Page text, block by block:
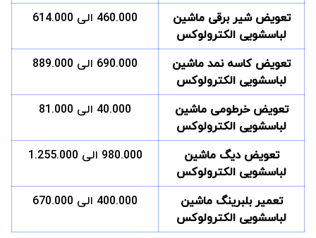
تعویض شیر برقی ماشین
لباسشویی الکترولوکس
460.000 الی 614.000
تعویض کاسه نمد ماشین
لباسشویی الکترولوکس
690.000 الی 889.000
تعویض خرطومی ماشین
لباسشویی الکترولوکس
40.000 الی 81.000
تعویض دیگ ماشین
لباسشویی الکترولوکس
980.000 الی 1.255.000
تعمیر بلبرینگ ماشین
لباسشویی الکترولوکس
400.000 الی 670.000